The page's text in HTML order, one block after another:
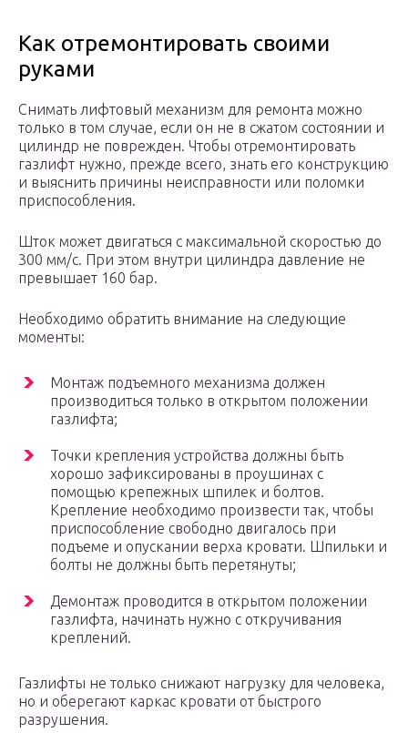
Как отремонтировать своими
руками
Снимать лифтовый механизм для ремонта можно
только в том случае, если он не в сжатом состоянии и
цилиндр не поврежден. Чтобы отремонтировать
газлифт нужно, прежде всего, знать его конструкцию
и выяснить причины неисправности или поломки
приспособления.
Шток может двигаться с максимальной скоростью до
300 мм/с. При этом внутри цилиндра давление не
превышает 160 бар.
Необходимо обратить внимание на следующие
моменты:
Монтаж подъемного механизма должен
производиться только в открытом положении
газлифта;
Точки крепления устройства должны быть
хорошо зафиксированы в проушинах с
помощью крепежных шпилек и болтов.
Крепление необходимо произвести так, чтобы
приспособление свободно двигалось при
подъеме и опускании верха кровати. Шпильки и
болты не должны быть перетянуты;
Демонтаж проводится в открытом положении
газлифта, начинать нужно с откручивания
креплений.
Газлифты не только снижают нагрузку для человека,
но и оберегают каркас кровати от быстрого
разрушения.